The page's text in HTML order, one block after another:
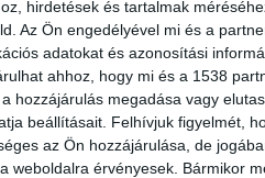
hirdetések és tartalmak
Az Ön engedélyével mi és a
adatokat és azonosítási
ahhoz, hogy mi és a 1538
hozzájárulás megadása vagy
beállításait. Felhívjuk figyelmét,
az Ön hozzájárulása, de
weboldalra érvényesek. Bármikor
gyorsan
egy praktikus
foglalnak összeállított